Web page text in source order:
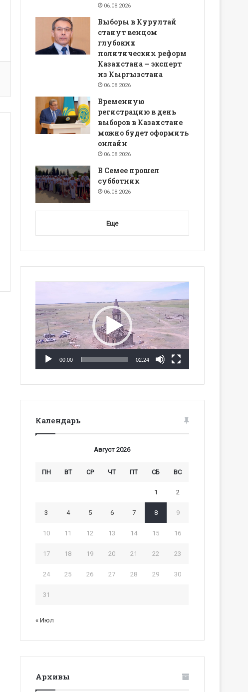
06.08.2026
Выборы в Курултай
станут венцом
глубоких
политических реформ
Казахстана — эксперт
из Кыргызстана
06.08.2026
Временную
регистрацию в день
выборов в Казахстане
можно будет оформить
онлайн
06.08.2026
В Семее прошел
субботник
06.08.2026
Еще
00:00 02:24
Календарь
Август 2026
ПН ВТ СР ЧТ ПТ СБ ВС
1 2
3 4 5 6 7 8 9
10 11 12 13 14 15 16
17 18 19 20 21 22 23
24 25 26 27 28 29 30
31
« Июл
Архивы